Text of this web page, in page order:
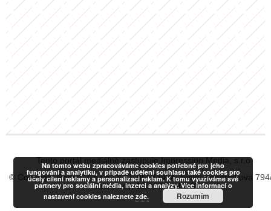
Tento portál mediálně zastupuje Impression Media, s.r.o.
© Copyright RadiaCZ s.r.o., IČO: 06533434, Sídlo: Koperníkova
Vinohrady, 120 00 Praha 2
Na tomto webu zpracováváme cookies potřebné pro jeho
fungování a analytiku, v případě udělení souhlasu také cookies pro
účely cílení reklamy a personalizaci reklam. K tomu využíváme své
partnery pro sociální média, inzerci a analýzy. Více informací o
nastavení cookies naleznete zde. Rozumím